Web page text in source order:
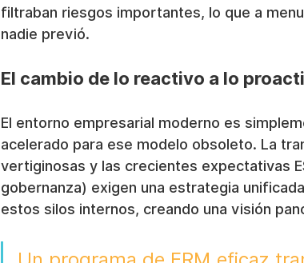
filtraban riesgos importantes, lo que a
nadie previó.
El cambio de lo reactivo a lo
El entorno empresarial moderno es
acelerado para ese modelo obsoleto. La
vertiginosas y las crecientes expectativas
gobernanza) exigen una estrategia
estos silos internos, creando una visión